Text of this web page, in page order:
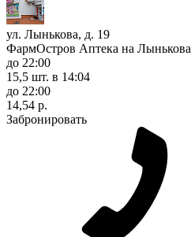
ул. Лынькова, д. 19
ФармОстров Аптека на Лынькова
до 22:00
15,5 шт. в 14:04
до 22:00
14,54 р.
Забронировать